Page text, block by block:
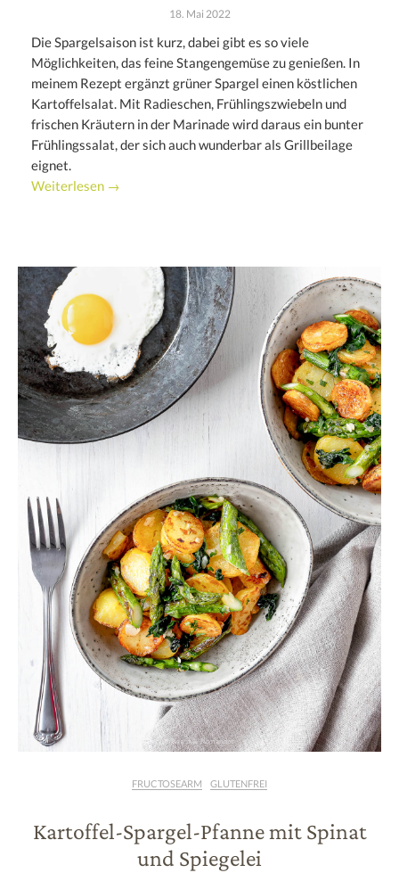
18. Mai 2022
Die Spargelsaison ist kurz, dabei gibt es so viele
Möglichkeiten, das feine Stangengemüse zu genießen. In
meinem Rezept ergänzt grüner Spargel einen köstlichen
Kartoffelsalat. Mit Radieschen, Frühlingszwiebeln und
frischen Kräutern in der Marinade wird daraus ein bunter
Frühlingssalat, der sich auch wunderbar als Grillbeilage
eignet.
Weiterlesen →
FRUCTOSEARM GLUTENFREI
Kartoffel-Spargel-Pfanne mit Spinat
und Spiegelei